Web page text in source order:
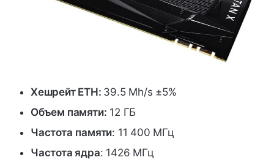
Хешрейт ETH: 39.5 Mh/s ±5%
Объем памяти: 12 ГБ
Частота памяти: 11 400 МГц
Частота ядра: 1426 МГц